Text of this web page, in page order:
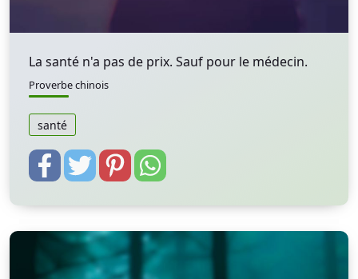
La santé n'a pas de prix. Sauf pour le médecin.
Proverbe chinois
santé